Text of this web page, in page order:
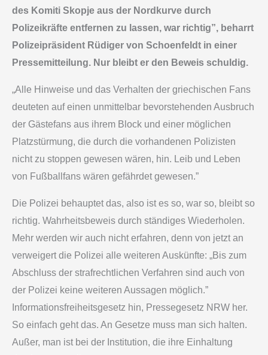
des Komiti Skopje aus der Nordkurve durch
Polizeikräfte entfernen zu lassen, war richtig”, beharrt
Polizeipräsident Rüdiger von Schoenfeldt in einer
Pressemitteilung. Nur bleibt er den Beweis schuldig.
„Alle Hinweise und das Verhalten der griechischen Fans
deuteten auf einen unmittelbar bevorstehenden Ausbruch
der Gästefans aus ihrem Block und einer möglichen
Platzstürmung, die durch die vorhandenen Polizisten
nicht zu stoppen gewesen wären, hin. Leib und Leben
von Fußballfans wären gefährdet gewesen.”
Die Polizei behauptet das, also ist es so, war so, bleibt so
richtig. Wahrheitsbeweis durch ständiges Wiederholen.
Mehr werden wir auch nicht erfahren, denn von jetzt an
verweigert die Polizei alle weiteren Auskünfte: „Bis zum
Abschluss der strafrechtlichen Verfahren sind auch von
der Polizei keine weiteren Aussagen möglich.”
Informationsfreiheitsgesetz hin, Pressegesetz NRW her.
So einfach geht das. An Gesetze muss man sich halten.
Außer, man ist bei der Institution, die ihre Einhaltung